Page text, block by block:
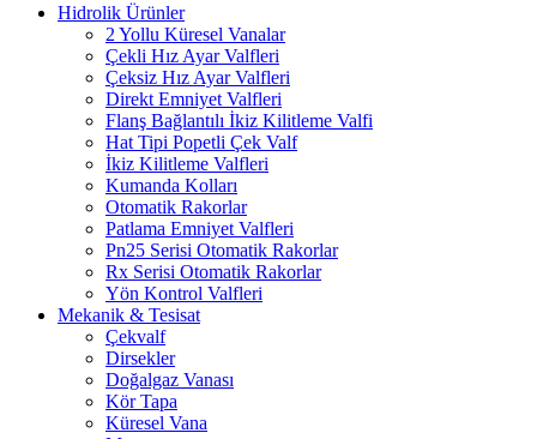
Hidrolik Ürünler
2 Yollu Küresel Vanalar
Çekli Hız Ayar Valfleri
Çeksiz Hız Ayar Valfleri
Direkt Emniyet Valfleri
Flanş Bağlantılı İkiz Kilitleme Valfi
Hat Tipi Popetli Çek Valf
İkiz Kilitleme Valfleri
Kumanda Kolları
Otomatik Rakorlar
Patlama Emniyet Valfleri
Pn25 Serisi Otomatik Rakorlar
Rx Serisi Otomatik Rakorlar
Yön Kontrol Valfleri
Mekanik & Tesisat
Çekvalf
Dirsekler
Doğalgaz Vanası
Kör Tapa
Küresel Vana